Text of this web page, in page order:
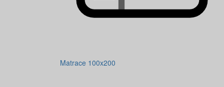
Matrace 100x200